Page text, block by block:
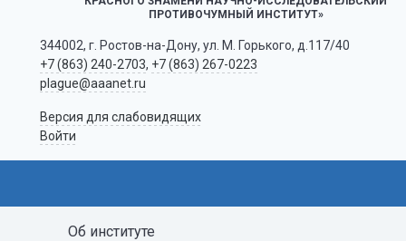
ПРОТИВОЧУМНЫЙ ИНСТИТУТ»
344002, г. Ростов-на-Дону, ул. М. Горького, д.117/40
+7 (863) 240-2703, +7 (863) 267-0223
plague@aaanet.ru
Версия для слабовидящих
Войти
Об институте